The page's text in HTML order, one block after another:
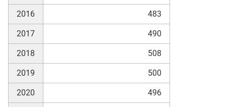
2016 483
2017 490
2018 508
2019 500
2020 496